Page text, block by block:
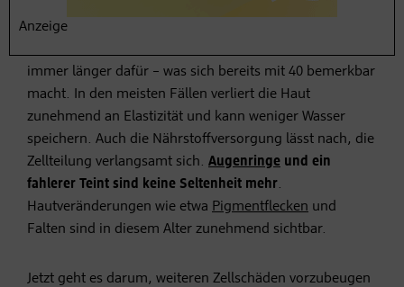
Die Haut ist in der Lage, sich ein Leben lang zu
immer länger dafür – was sich bereits mit 40 bemerkbar
macht. In den meisten Fällen verliert die Haut
zunehmend an Elastizität und kann weniger Wasser
speichern. Auch die Nährstoffversorgung lässt nach, die
Zellteilung verlangsamt sich. Augenringe und ein
fahlerer Teint sind keine Seltenheit mehr.
Hautveränderungen wie etwa Pigmentflecken und
Falten sind in diesem Alter zunehmend sichtbar.
Jetzt geht es darum, weiteren Zellschäden vorzubeugen
Anzeige